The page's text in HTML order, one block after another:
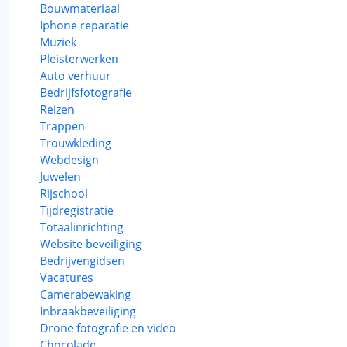
Bouwmateriaal
Iphone reparatie
Muziek
Pleisterwerken
Auto verhuur
Bedrijfsfotografie
Reizen
Trappen
Trouwkleding
Webdesign
Juwelen
Rijschool
Tijdregistratie
Totaalinrichting
Website beveiliging
Bedrijvengidsen
Vacatures
Camerabewaking
Inbraakbeveiliging
Drone fotografie en video